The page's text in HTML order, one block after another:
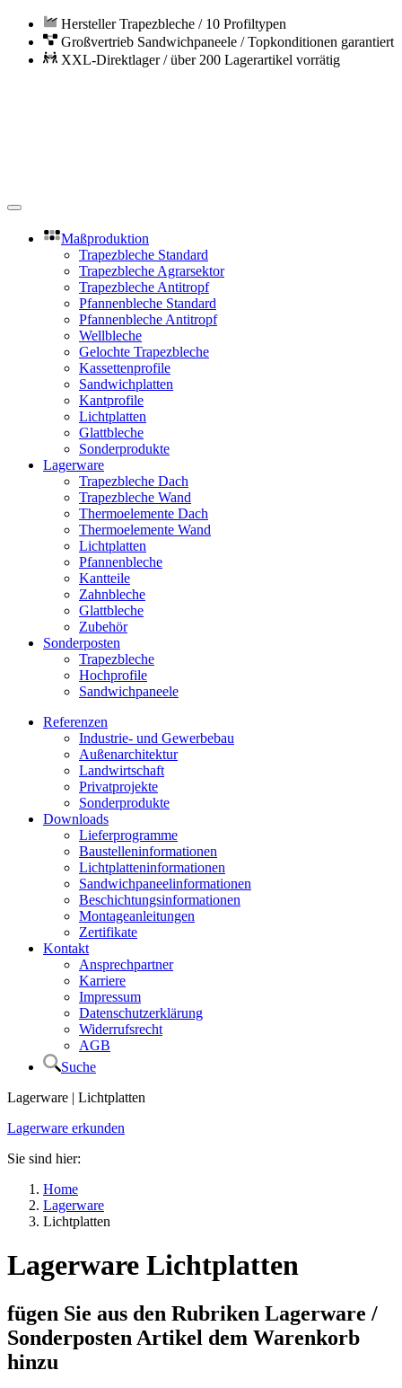
Zum Hauptinhalt springen
Hersteller Trapezbleche / 10 Profiltypen
Großvertrieb Sandwichpaneele / Topkonditionen garantiert
XXL-Direktlager / über 200 Lagerartikel vorrätig
Maßproduktion
Trapezbleche Standard
Trapezbleche Agrarsektor
Trapezbleche Antitropf
Pfannenbleche Standard
Pfannenbleche Antitropf
Wellbleche
Gelochte Trapezbleche
Kassettenprofile
Sandwichplatten
Kantprofile
Lichtplatten
Glattbleche
Sonderprodukte
Lagerware
Trapezbleche Dach
Trapezbleche Wand
Thermoelemente Dach
Thermoelemente Wand
Lichtplatten
Pfannenbleche
Kantteile
Zahnbleche
Glattbleche
Zubehör
Sonderposten
Trapezbleche
Hochprofile
Sandwichpaneele
Referenzen
Industrie- und Gewerbebau
Außenarchitektur
Landwirtschaft
Privatprojekte
Sonderprodukte
Downloads
Lieferprogramme
Baustelleninformationen
Lichtplatteninformationen
Sandwichpaneelinformationen
Beschichtungsinformationen
Montageanleitungen
Zertifikate
Kontakt
Ansprechpartner
Karriere
Impressum
Datenschutzerklärung
Widerrufsrecht
AGB
Suche
Lagerware | Lichtplatten
Lagerware erkunden
Sie sind hier:
Home
Lagerware
Lichtplatten
Lagerware Lichtplatten
fügen Sie aus den Rubriken Lagerware /
Sonderposten Artikel dem Warenkorb
hinzu